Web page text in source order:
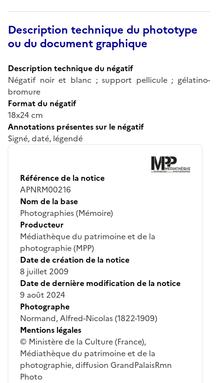
Description technique du phototype
ou du document graphique
Description technique du négatif
Négatif noir et blanc ; support pellicule ; gélatino-
bromure
Format du négatif
18x24 cm
Annotations présentes sur le négatif
Signé, daté, légendé
Référence de la notice
APNRM00216
Nom de la base
Photographies (Mémoire)
Producteur
Médiathèque du patrimoine et de la
photographie (MPP)
Date de création de la notice
8 juillet 2009
Date de dernière modification de la notice
9 août 2024
Photographe
Normand, Alfred-Nicolas (1822-1909)
Mentions légales
© Ministère de la Culture (France),
Médiathèque du patrimoine et de la
photographie, diffusion GrandPalaisRmn
Photo